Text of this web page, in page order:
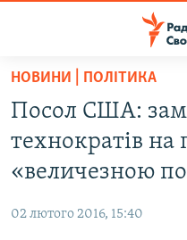
Перейти
основного
матеріалу
до
основної
РОСІЙСЬКА «ФІЛЬТРАЦІЯ»
НОВИНИ | ПОЛІТИКА
Посол США:
технократів на
«величезною
02 лютого 2016, 15:40